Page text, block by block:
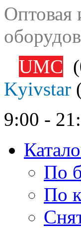
Оптовая
UMC
Kyivstar
9:00 -
По
По